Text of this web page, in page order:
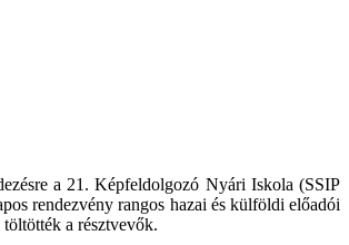
a 21. Képfeldolgozó Nyári Iskola (SSIP
rendezvény rangos hazai és külföldi előadói
a résztvevők.